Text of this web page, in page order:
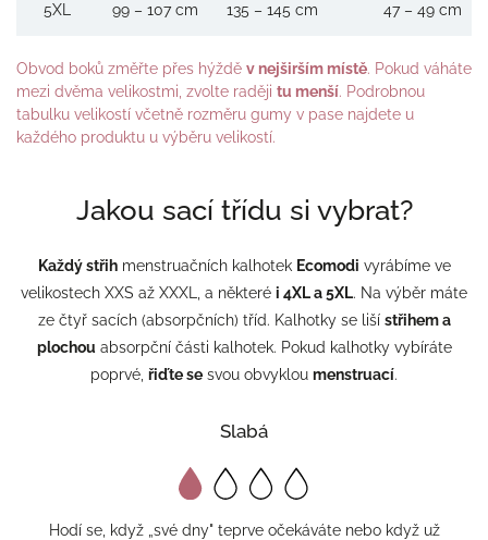
5XL 99 – 107 cm 135 – 145 cm 47 – 49 cm
Obvod boků změřte přes hýždě v nejširším místě. Pokud váháte
mezi dvěma velikostmi, zvolte raději tu menší. Podrobnou
tabulku velikostí včetně rozměru gumy v pase najdete u
každého produktu u výběru velikostí.
Jakou sací třídu si vybrat?
Každý střihmenstruačních kalhotek Ecomodi vyrábíme ve
velikostech XXS až XXXL, a některé i 4XL a 5XL. Na výběr máte
ze čtyř sacích (absorpčních) tříd. Kalhotky se liší střihem a
plochou absorpční části kalhotek. Pokud kalhotky vybíráte
poprvé, řiďte se svou obvyklou menstruací.
Slabá
Hodí se, když „své dny" teprve očekáváte nebo když už